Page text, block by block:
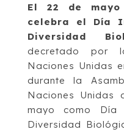
El 22 de
celebra el Día
Diversidad
decretado por
Naciones Unidas
durante la
Naciones Unidas
mayo como Día
Diversidad